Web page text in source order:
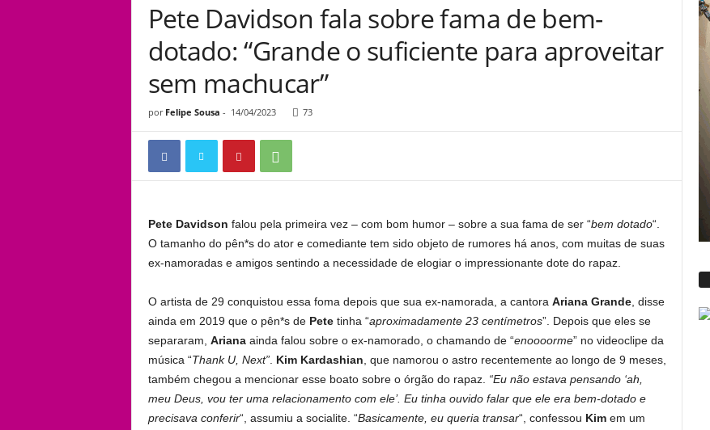
Pete Davidson fala sobre fama de bem-
dotado: “Grande o suficiente para aproveitar
sem machucar”
por Felipe Sousa - 14/04/2023 73
Pete Davidson falou pela primeira vez – com bom humor – sobre a sua fama de ser “bem dotado“.
O tamanho do pên*s do ator e comediante tem sido objeto de rumores há anos, com muitas de suas
ex-namoradas e amigos sentindo a necessidade de elogiar o impressionante dote do rapaz.
O artista de 29 conquistou essa foma depois que sua ex-namorada, a cantora Ariana Grande, disse
ainda em 2019 que o pên*s de Pete tinha “aproximadamente 23 centímetros”. Depois que eles se
separaram, Ariana ainda falou sobre o ex-namorado, o chamando de “enoooorme” no videoclipe da
música “Thank U, Next”. Kim Kardashian , que namorou o astro recentemente ao longo de 9 meses,
também chegou a mencionar esse boato sobre o órgão do rapaz. “Eu não estava pensando ‘ah,
meu Deus, vou ter uma relacionamento com ele’. Eu tinha ouvido falar que ele era bem-dotado e
precisava conferir“, assumiu a socialite. “Basicamente, eu queria transar“, confessou Kim em um